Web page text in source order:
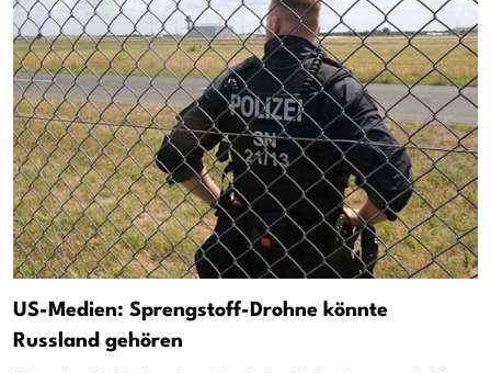
US-Medien: Sprengstoff-Drohne könnte
Russland gehören